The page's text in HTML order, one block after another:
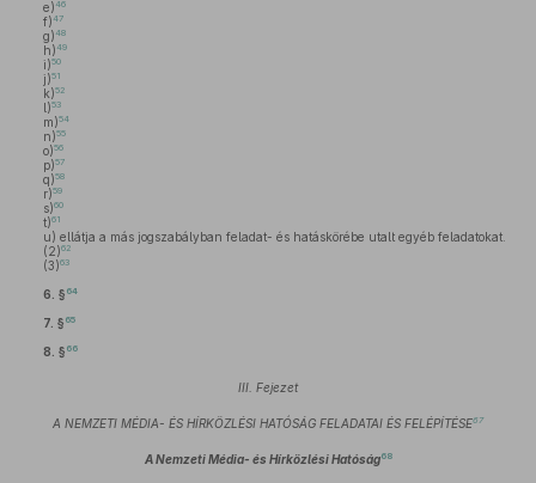
e)46
f)47
g)48
h)49
i)50
j)51
k)52
l)53
m)54
n)55
o)56
p)57
q)58
r)59
s)60
t)61
u) ellátja a más jogszabályban feladat- és hatáskörébe utalt egyéb feladatokat.
(2)62
(3)63
6. § 64
7. § 65
8. § 66
III. Fejezet
A NEMZETI MÉDIA- ÉS HÍRKÖZLÉSI HATÓSÁG FELADATAI ÉS FELÉPÍTÉSE67
A Nemzeti Média- és Hírközlési Hatóság68